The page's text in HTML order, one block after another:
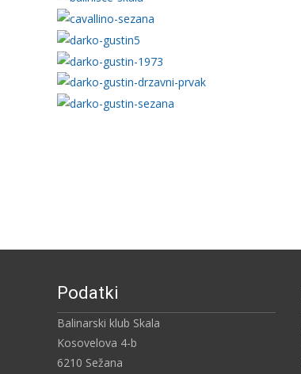
Podatki
Balinarski klub Skala
Kosovelova 4-b
6210 Sežana